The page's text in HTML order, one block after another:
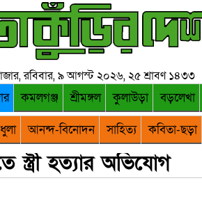
রবিবার, ৯ আগস্ট ২০২৬, ২৫ শ্রাবণ ১৪৩৩
কমলগঞ্জ শ্রীমঙ্গল কুলাউড়া বড়লেখা
আনন্দ-বিনোদন সাহিত্য কবিতা-ছড়া
স্ত্রী হত্যার অভিযোগ